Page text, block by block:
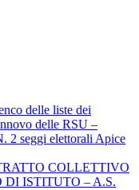
delle liste dei
delle RSU –
2 seggi elettorali Apice
COLLETTIVO
ISTITUTO – A.S.